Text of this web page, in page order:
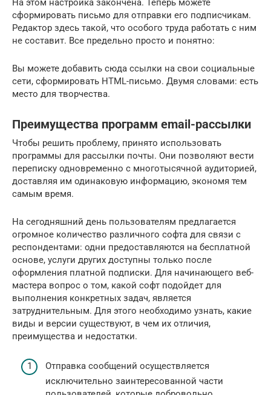
На этом настройка закончена. Теперь можете
сформировать письмо для отправки его подписчикам.
Редактор здесь такой, что особого труда работать с ним
не составит. Все предельно просто и понятно:
Вы можете добавить сюда ссылки на свои социальные
сети, сформировать HTML-письмо. Двумя словами: есть
место для творчества.
Преимущества программ email-рассылки
Чтобы решить проблему, принято использовать
программы для рассылки почты. Они позволяют вести
переписку одновременно с многотысячной аудиторией,
доставляя им одинаковую информацию, экономя тем
самым время.
На сегодняшний день пользователям предлагается
огромное количество различного софта для связи с
респондентами: одни предоставляются на бесплатной
основе, услуги других доступны только после
оформления платной подписки. Для начинающего веб-
мастера вопрос о том, какой софт подойдет для
выполнения конкретных задач, является
затруднительным. Для этого необходимо узнать, какие
виды и версии существуют, в чем их отличия,
преимущества и недостатки.
Отправка сообщений осуществляется
исключительно заинтересованной части